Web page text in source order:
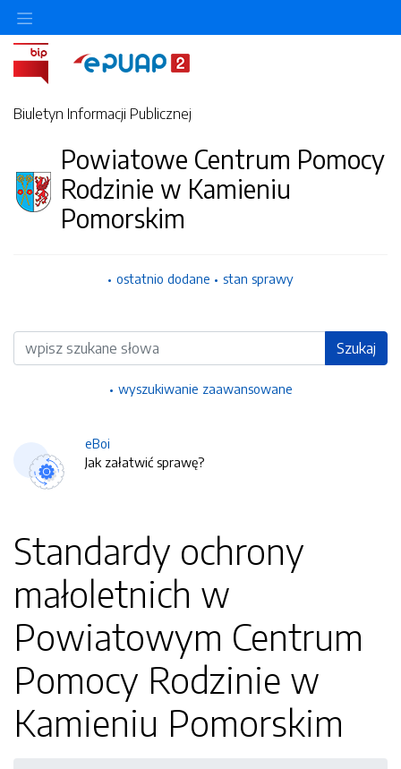
Biuletyn Informacji Publicznej
Powiatowe Centrum Pomocy
Rodzinie w Kamieniu
Pomorskim
ostatnio dodane stan sprawy
Wyszukiwarka Szukaj
wyszukiwanie zaawansowane
eBoi
Jak załatwić sprawę?
Standardy ochrony
małoletnich w
Powiatowym Centrum
Pomocy Rodzinie w
Kamieniu Pomorskim